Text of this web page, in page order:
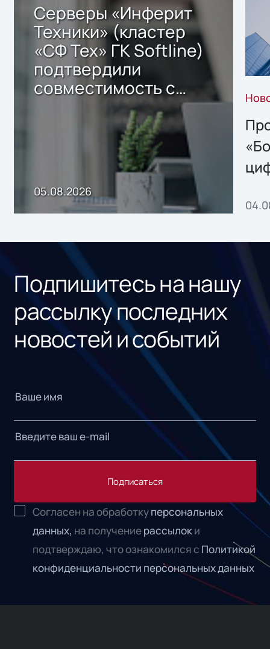
Серверы «Инферит
Техники» (кластер
«СФ Тех» ГК Softline)
подтвердили
совместимость с
решением Sharx
Storage 2.x для
хранения данных
05.08.2026
Подпишитесь на нашу
рассылку последних
новостей и событий
Подписаться
Согласен на обработкуперсональных
данных, на получениерассылоки
подтверждаю, что ознакомился с Политикой
конфиденциальности персональных данных